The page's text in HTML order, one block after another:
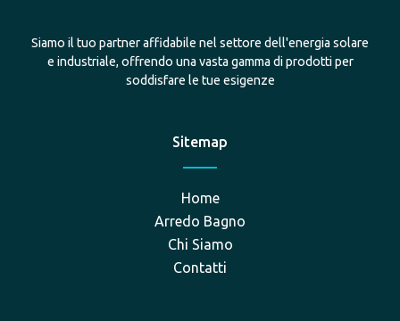
Siamo il tuo partner affidabile nel settore dell'energia solare
e industriale, offrendo una vasta gamma di prodotti per
soddisfare le tue esigenze
Sitemap
Home
Arredo Bagno
Chi Siamo
Contatti